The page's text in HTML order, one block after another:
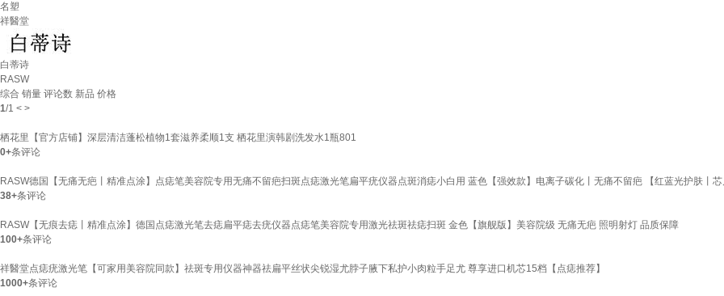
名塑
祥醫堂
白蒂诗
RASW
综合 销量 评论数 新品 价格
1/1 < >
栖花里【官方店铺】深层清洁蓬松植物1套滋养柔顺1支 栖花里演韩剧洗发水1瓶801
0+条评论
RASW德国【无痛无疤丨精准点涂】点痣笔美容院专用无痛不留疤扫斑点痣激光笔扁平疣仪器点斑消痣小白用 蓝色【强效款】电离子碳化丨无痛不留疤 【红蓝光护肤丨芯
38+条评论
RASW【无痕去痣丨精准点涂】德国点痣激光笔去痣扁平痣去疣仪器点痣笔美容院专用激光祛斑祛痣扫斑 金色【旗舰版】美容院级 无痛无疤 照明射灯 品质保障
100+条评论
祥醫堂点痣疣激光笔【可家用美容院同款】祛斑专用仪器神器祛扁平丝状尖锐湿尤脖子腋下私护小肉粒手足尤 尊享进口机芯15档【点痣推荐】
1000+条评论